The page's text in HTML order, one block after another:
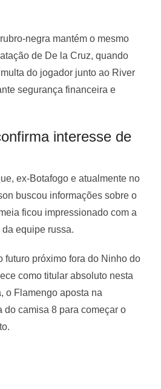
negra mantém o mesmo
de De la Cruz, quando
do jogador junto ao River
segurança financeira e
interesse de
ex-Botafogo e atualmente no
buscou informações sobre o
ficou impressionado com a
da equipe russa.
futuro próximo fora do Ninho do
como titular absoluto nesta
o Flamengo aposta na
camisa 8 para começar o